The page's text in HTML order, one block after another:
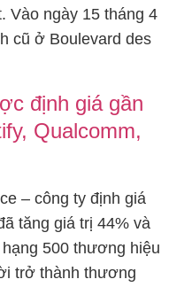
Vào ngày 15 tháng 4
cũ ở Boulevard des
định giá gần
Qualcomm,
– công ty định giá
tăng giá trị 44% và
500 thương hiệu
trở thành thương